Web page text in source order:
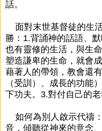
話。
面對末世基督徒的生
勝：1.背誦神的話語、
也有靈修的生活，與生
塑造謙卑的生命，就會
藉著人的帶領，教會還
（受訓）、成長的功能
下功夫。3.對付自己的老
如何為別人啟示代禱
音，傾聽從神來的意念